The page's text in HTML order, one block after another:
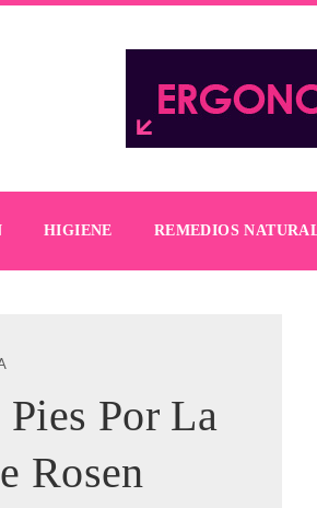
HIGIENE REMEDIOS
Por La
Rosen